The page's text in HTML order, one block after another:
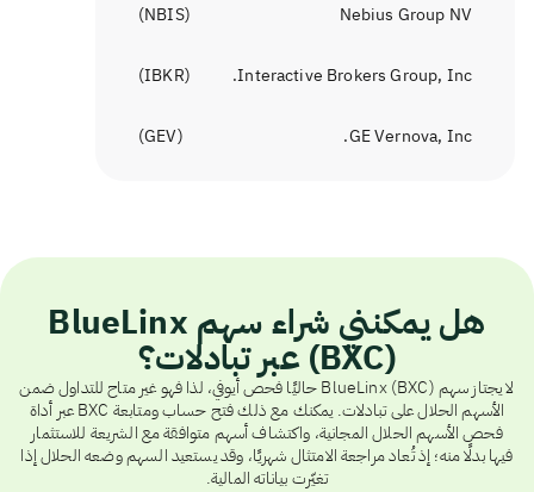
Nebius Group NV
(
NBIS
)
Interactive Brokers Group, Inc.
(
IBKR
)
GE Vernova, Inc.
(
GEV
)
هل يمكنني شراء سهم BlueLinx
(BXC) عبر تبادلات؟
لا يجتاز سهم BlueLinx (BXC) حاليًا فحص أيوفي، لذا فهو غير متاح للتداول ضمن
الأسهم الحلال على تبادلات. يمكنك مع ذلك فتح حساب ومتابعة BXC عبر أداة
فحص الأسهم الحلال المجانية، واكتشاف أسهم متوافقة مع الشريعة للاستثمار
فيها بدلًا منه؛ إذ تُعاد مراجعة الامتثال شهريًا، وقد يستعيد السهم وضعه الحلال إذا
تغيّرت بياناته المالية.